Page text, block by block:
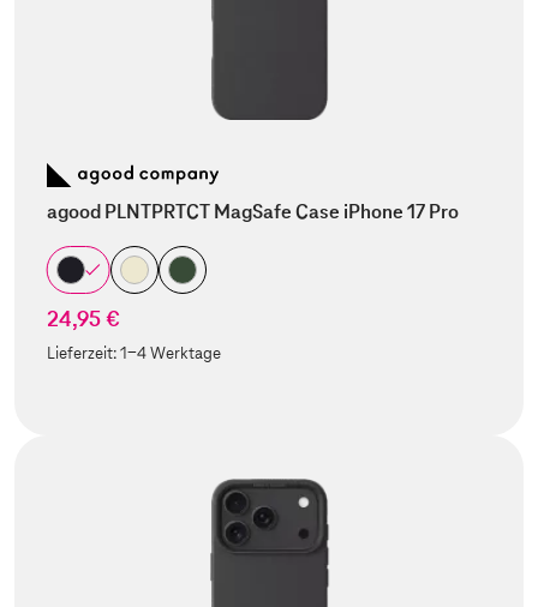
agood PLNTPRTCT MagSafe Case iPhone 17 Pro
24,95 €
Lieferzeit:1-4 Werktage